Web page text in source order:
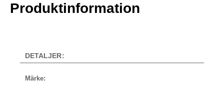
Produktinformation
DETALJER:
Märke: